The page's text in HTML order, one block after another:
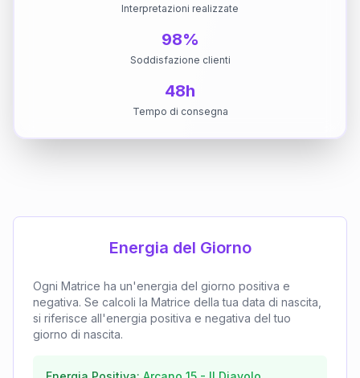
Interpretazioni realizzate
98%
Soddisfazione clienti
48h
Tempo di consegna
Energia del Giorno
Ogni Matrice ha un'energia del giorno positiva e
negativa. Se calcoli la Matrice della tua data di nascita,
si riferisce all'energia positiva e negativa del tuo
giorno di nascita.